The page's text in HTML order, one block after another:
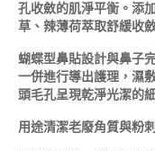
孔收斂的肌淨平衡。添
草、辣薄荷萃取舒緩收
蝴蝶型鼻貼設計與鼻子
一併進行導出護理，濕
頭毛孔呈現乾淨光潔的
用途清潔老廢角質與粉